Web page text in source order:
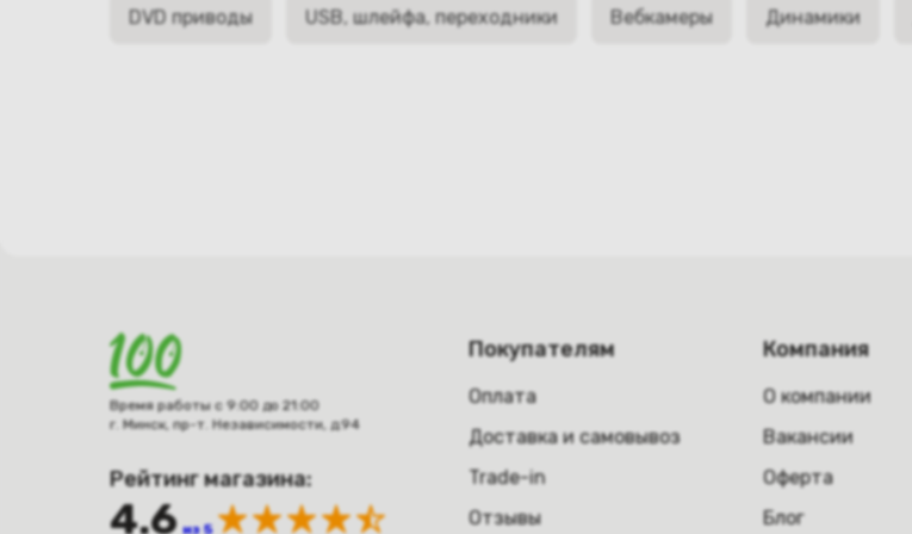
DVD приводы USB, шлейфа, переходники Вебкамеры Динамики
Время работы с 9:00 до 21:00
г. Минск, пр-т. Независимости, д.94
Рейтинг магазина:
4.6 из 5
Покупателям
Оплата
Доставка и самовывоз
Trade-in
Отзывы
Компания
О компании
Вакансии
Оферта
Блог